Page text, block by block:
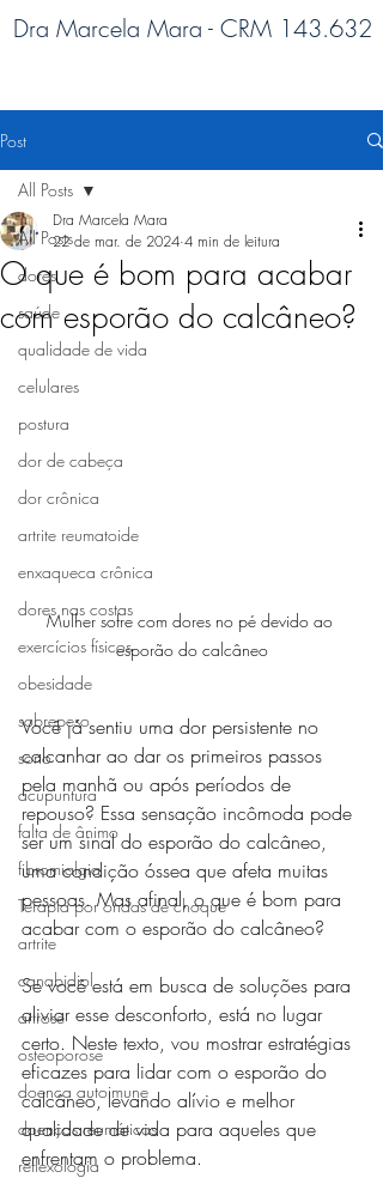
Dra Marcela Mara - CRM 143.632
Post
All Posts
dores
saúde
qualidade de vida
celulares
postura
dor de cabeça
dor crônica
artrite reumatoide
enxaqueca crônica
dores nas costas
exercícios físicos
obesidade
sobrepeso
sono
acupuntura
falta de ânimo
fibromialgia
Terapia por ondas de choque
artrite
canabidiol
artrose
osteoporose
doença autoimune
doenças reumáticas
reflexologia
All Posts
O que é bom para acabar
com esporão do calcâneo?
Dra Marcela Mara
22 de mar. de 2024 4 min de leitura
Mulher sofre com dores no pé devido ao
esporão do calcâneo
Você já sentiu uma dor persistente no
calcanhar ao dar os primeiros passos
pela manhã ou após períodos de
repouso? Essa sensação incômoda pode
ser um sinal do esporão do calcâneo,
uma condição óssea que afeta muitas
pessoas. Mas afinal, o que é bom para
acabar com o esporão do calcâneo?
Se você está em busca de soluções para
aliviar esse desconforto, está no lugar
certo. Neste texto, vou mostrar estratégias
eficazes para lidar com o esporão do
calcâneo, levando alívio e melhor
qualidade de vida para aqueles que
enfrentam o problema.